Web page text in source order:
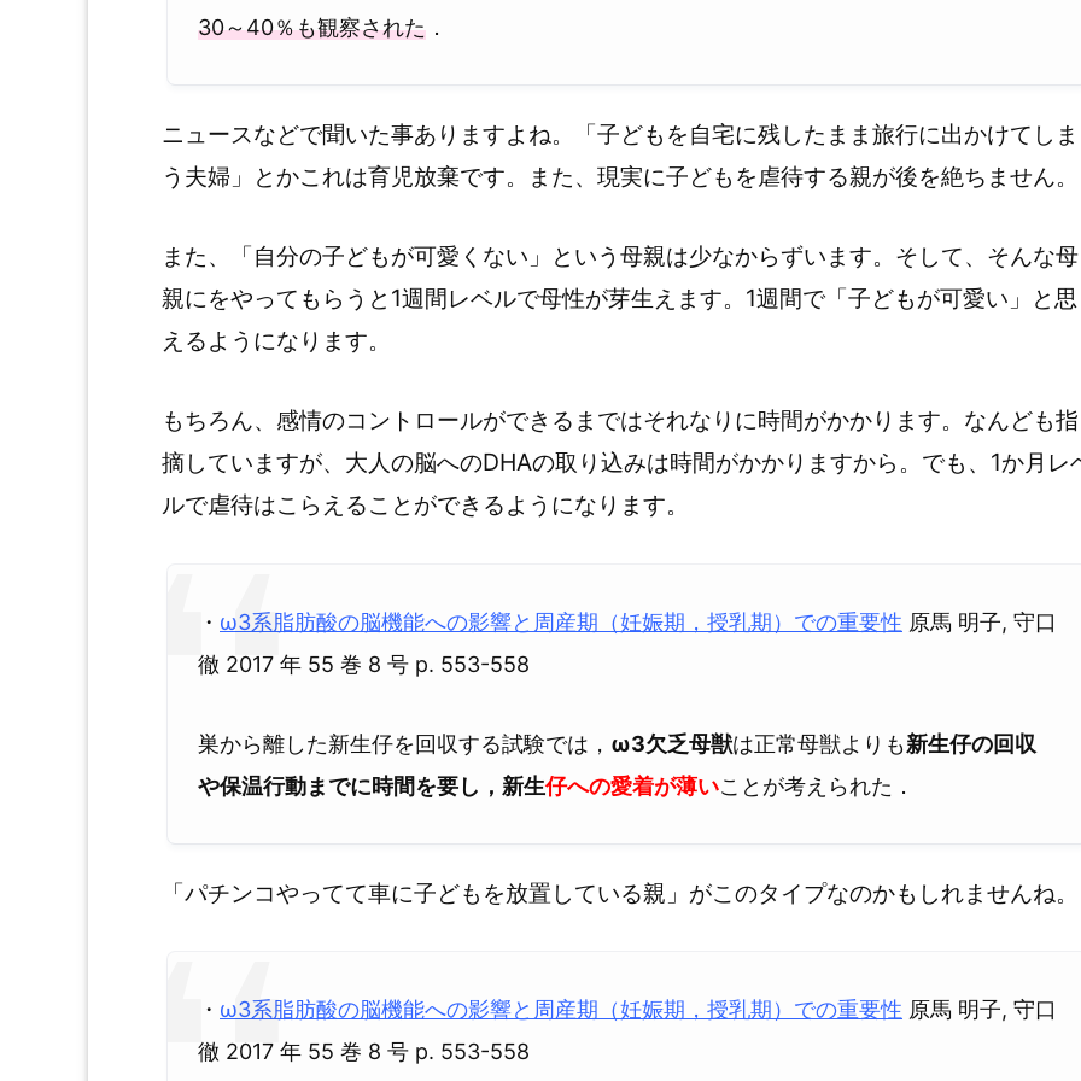
30～40％も観察された ．
ニュースなどで聞いた事ありますよね。「子どもを自宅に残したまま旅行に出かけてしま
う夫婦」とかこれは育児放棄です。また、現実に子どもを虐待する親が後を絶ちません。
また、「自分の子どもが可愛くない」という母親は少なからずいます。そして、そんな母
親にをやってもらうと1週間レベルで母性が芽生えます。1週間で「子どもが可愛い」と思
えるようになります。
もちろん、感情のコントロールができるまではそれなりに時間がかかります。なんども指
摘していますが、大人の脳へのDHAの取り込みは時間がかかりますから。でも、1か月レ
ルで虐待はこらえることができるようになります。
・ ω3系脂肪酸の脳機能への影響と周産期（妊娠期，授乳期）での重要性 原馬 明子, 守口
徹 2017 年 55 巻 8 号 p. 553-558
巣から離した新生仔を回収する試験では， ω3欠乏母獣は正常母獣よりも新生仔の回収
や保温行動までに時間を要し，新生仔への愛着が薄いことが考えられた．
「パチンコやってて車に子どもを放置している親」がこのタイプなのかもしれませんね。
・ ω3系脂肪酸の脳機能への影響と周産期（妊娠期，授乳期）での重要性 原馬 明子, 守口
徹 2017 年 55 巻 8 号 p. 553-558